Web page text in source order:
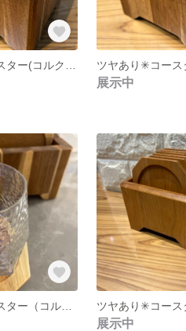
展示中
展示中